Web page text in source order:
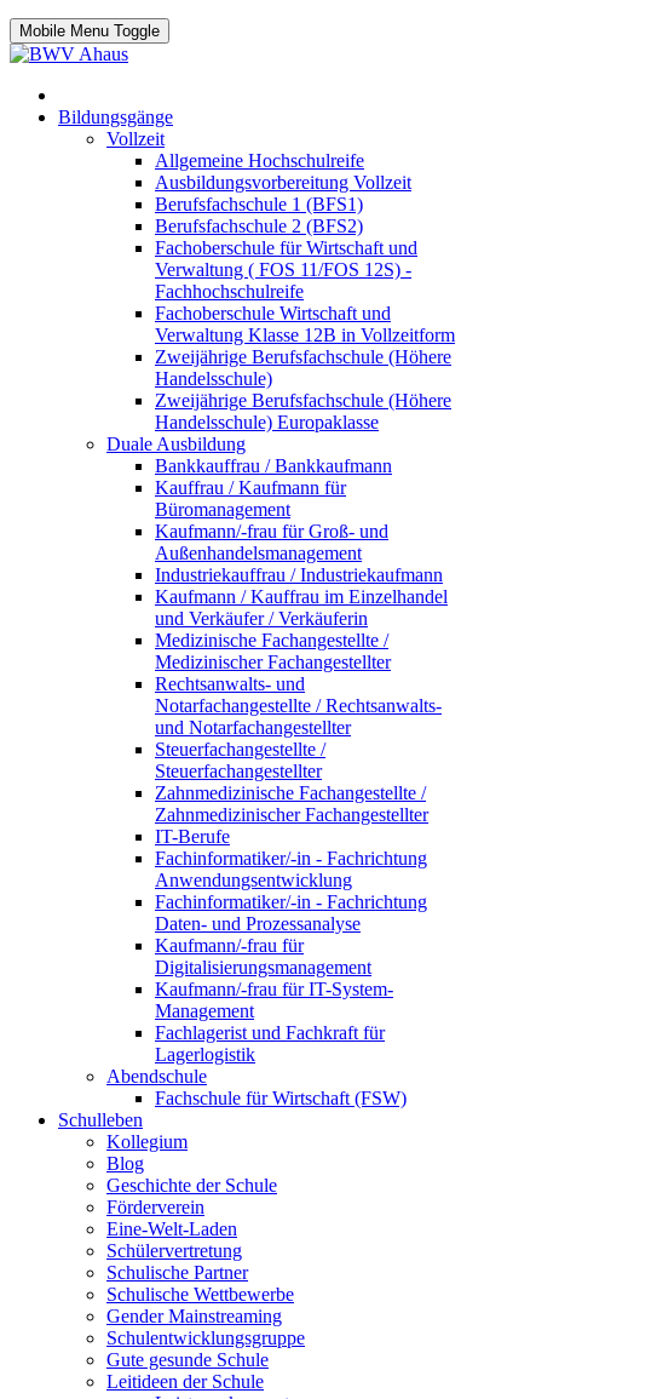
Mobile Menu Toggle
Bildungsgänge
Vollzeit
Allgemeine Hochschulreife
Ausbildungsvorbereitung Vollzeit
Berufsfachschule 1 (BFS1)
Berufsfachschule 2 (BFS2)
Fachoberschule für Wirtschaft und
Verwaltung ( FOS 11/FOS 12S) -
Fachhochschulreife
Fachoberschule Wirtschaft und
Verwaltung Klasse 12B in Vollzeitform
Zweijährige Berufsfachschule (Höhere
Handelsschule)
Zweijährige Berufsfachschule (Höhere
Handelsschule) Europaklasse
Duale Ausbildung
Bankkauffrau / Bankkaufmann
Kauffrau / Kaufmann für
Büromanagement
Kaufmann/-frau für Groß- und
Außenhandelsmanagement
Industriekauffrau / Industriekaufmann
Kaufmann / Kauffrau im Einzelhandel
und Verkäufer / Verkäuferin
Medizinische Fachangestellte /
Medizinischer Fachangestellter
Rechtsanwalts- und
Notarfachangestellte / Rechtsanwalts-
und Notarfachangestellter
Steuerfachangestellte /
Steuerfachangestellter
Zahnmedizinische Fachangestellte /
Zahnmedizinischer Fachangestellter
IT-Berufe
Fachinformatiker/-in - Fachrichtung
Anwendungsentwicklung
Fachinformatiker/-in - Fachrichtung
Daten- und Prozessanalyse
Kaufmann/-frau für
Digitalisierungsmanagement
Kaufmann/-frau für IT-System-
Management
Fachlagerist und Fachkraft für
Lagerlogistik
Abendschule
Fachschule für Wirtschaft (FSW)
Schulleben
Kollegium
Blog
Geschichte der Schule
Förderverein
Eine-Welt-Laden
Schülervertretung
Schulische Partner
Schulische Wettbewerbe
Gender Mainstreaming
Schulentwicklungsgruppe
Gute gesunde Schule
Leitideen der Schule